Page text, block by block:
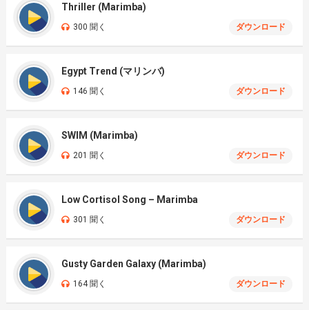
Thriller (Marimba)
300 聞く ダウンロード
Egypt Trend (マリンバ)
146 聞く ダウンロード
SWIM (Marimba)
201 聞く ダウンロード
Low Cortisol Song – Marimba
301 聞く ダウンロード
Gusty Garden Galaxy (Marimba)
164 聞く ダウンロード